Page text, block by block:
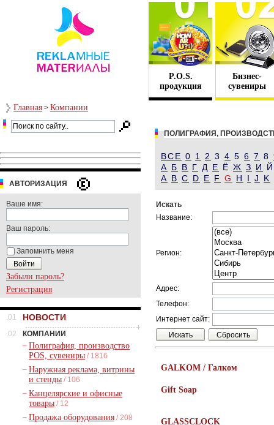
P.O.S.
продукция
Бизнес-
сувениры
Главная > Компании
АВТОРИЗАЦИЯ
Ваше имя:
Ваш пароль:
Запомнить меня
Забыли пароль?
Регистрация
.01 НОВОСТИ
.02
КОМПАНИИ
– Полиграфия, производство
POS, сувениры / 1816
– Наружная реклама, витрины
и стенды / 106
– Канцелярские и офисные
товары / 12
– Продажа оборудования / 208
ПОЛИГРАФИЯ,
ВСЕ 0 1 2 3 4 5 6 7 8
А Б В Г Д Е Ё Ж З И
A B C D E F G H I J K
Искать
Название:
Регион:
Адрес:
Телефон:
Интернет сайт:
GALKOM / Галком
Gift Soap
GLASSCLOCK